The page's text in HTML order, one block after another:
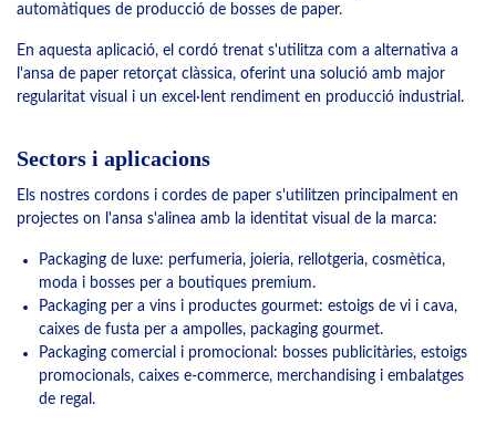
automàtiques de producció de bosses de paper.
En aquesta aplicació, el cordó trenat s'utilitza com a alternativa a
l'ansa de paper retorçat clàssica, oferint una solució amb major
regularitat visual i un excel·lent rendiment en producció industrial.
Sectors i aplicacions
Els nostres cordons i cordes de paper s'utilitzen principalment en
projectes on l'ansa s'alinea amb la identitat visual de la marca:
Packaging de luxe: perfumeria, joieria, rellotgeria, cosmètica,
moda i bosses per a boutiques premium.
Packaging per a vins i productes gourmet: estoigs de vi i cava,
caixes de fusta per a ampolles, packaging gourmet.
Packaging comercial i promocional: bosses publicitàries, estoigs
promocionals, caixes e-commerce, merchandising i embalatges
de regal.